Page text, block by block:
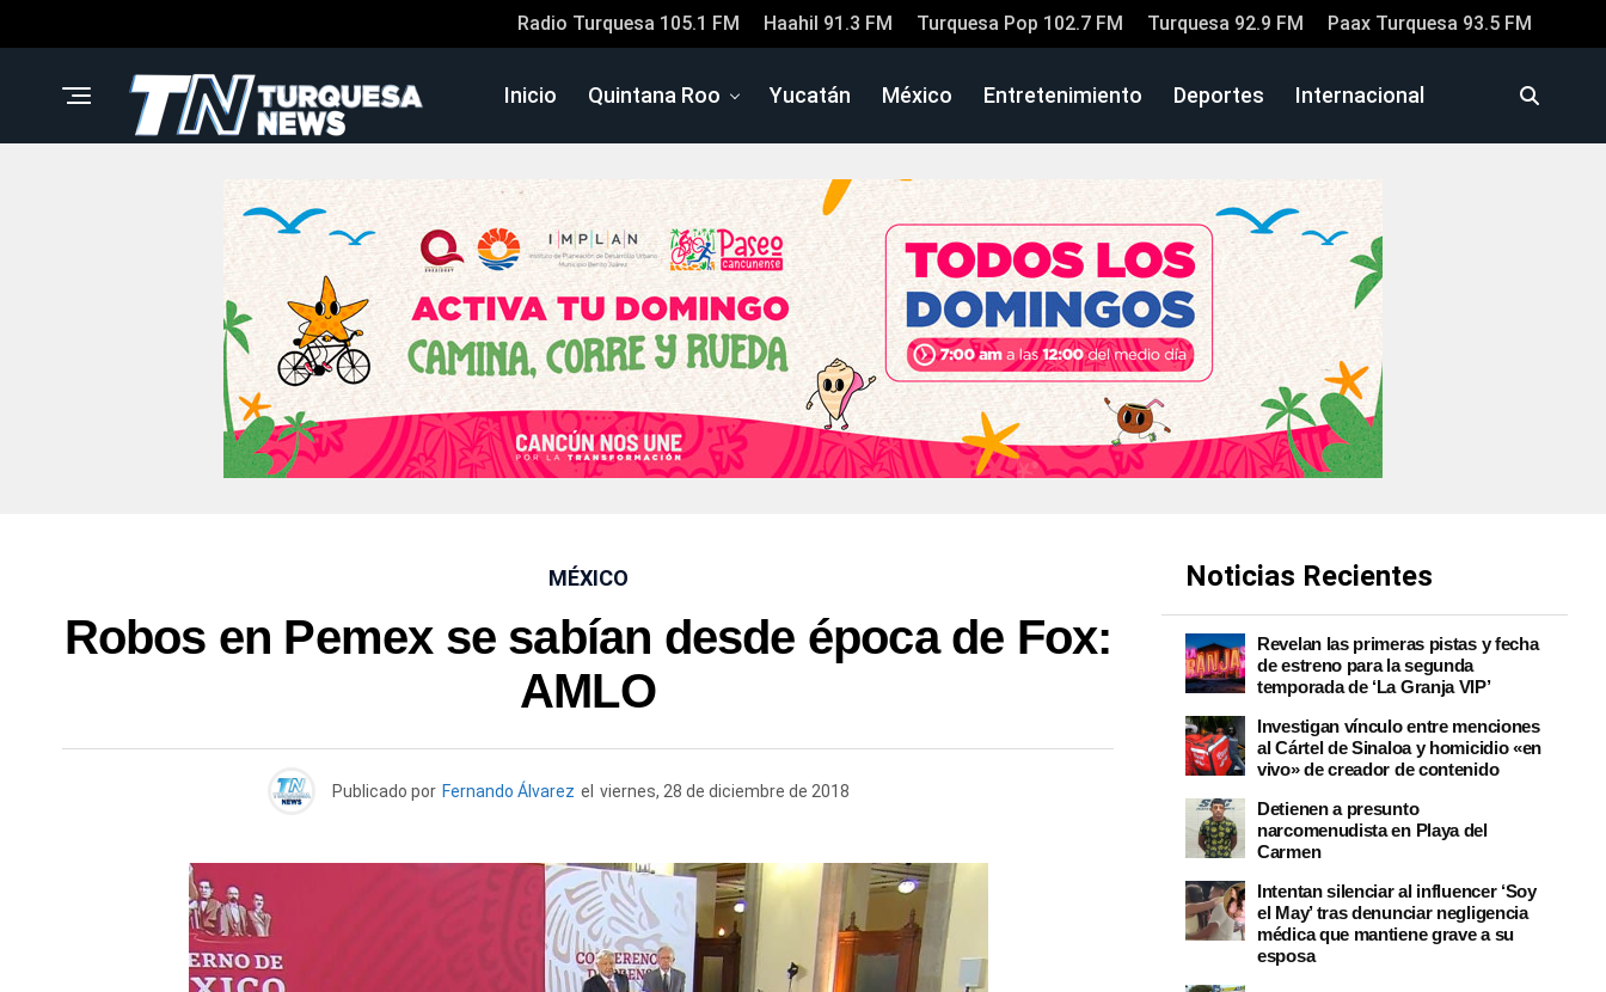
Radio Turquesa 105.1 FM Haahil 91.3 FM Turquesa Pop 102.7 FM Turquesa 92.9 FM Paax Turquesa 93.5 FM
Inicio Quintana Roo Yucatán México Entretenimiento Deportes Internacional
MÉXICO
Robos en Pemex se sabían desde época de Fox:
AMLO
Publicado por Fernando Álvarez el viernes, 28 de diciembre de 2018
Noticias Recientes
Revelan las primeras pistas y fecha
de estreno para la segunda
temporada de ‘La Granja VIP’
Investigan vínculo entre menciones
al Cártel de Sinaloa y homicidio «en
vivo» de creador de contenido
Detienen a presunto
narcomenudista en Playa del
Carmen
Intentan silenciar al influencer ‘Soy
el May’ tras denunciar negligencia
médica que mantiene grave a su
esposa